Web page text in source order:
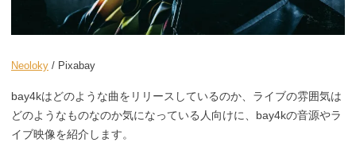
Neoloky / Pixabay
bay4kはどのような曲をリリースしているのか、ライブの雰囲気は
どのようなものなのか気になっている人向けに、bay4kの音源やラ
イブ映像を紹介します。